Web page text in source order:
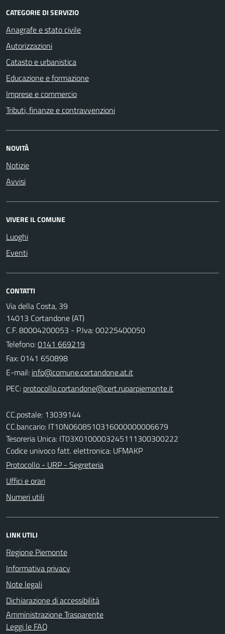
CATEGORIE DI SERVIZIO
Anagrafe e stato civile
Autorizzazioni
Catasto e urbanistica
Educazione e formazione
Imprese e commercio
Tributi, finanze e contravvenzioni
NOVITÀ
Notizie
Avvisi
VIVERE IL COMUNE
Luoghi
Eventi
CONTATTI
Via della Costa, 39
14013 Cortandone (AT)
C.F. 80004200053 - P.Iva: 00225400050
Telefono:0141 669219
Fax: 0141 650898
E-mail:
PEC:
CC.postale: 13039144
CC.bancario: IT10N0608510316000000006679
Tesoreria Unica: IT03X0100003245111300300222
Codice univoco fatt. elettronica: UFMAKP
Protocollo - URP - Segreteria
Uffici e orari
Numeri utili
LINK UTILI
Regione Piemonte
Informativa privacy
Note legali
Dichiarazione di accessibilità
Amministrazione Trasparente
Leggi le FAQ